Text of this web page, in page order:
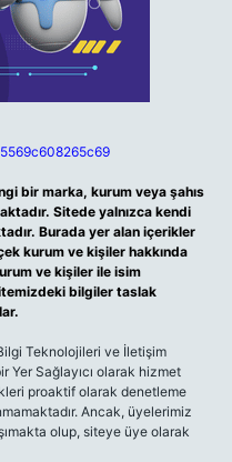
bir marka, kurum veya şahıs
Sitede yalnızca kendi
Burada yer alan içerikler
kurum ve kişiler hakkında
ve kişiler ile isim
bilgiler taslak
Teknolojileri ve İletişim
Yer Sağlayıcı olarak hizmet
proaktif olarak denetleme
Ancak, üyelerimiz
olup, siteye üye olarak